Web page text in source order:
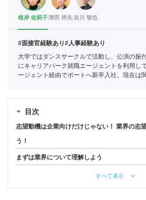
根岸 佑莉子津田 祥矢吉川 智也
#面接官経験あり#人事経験あり
大学ではダンスサークルで活動し、公演の振
にキャリアパーク就職エージェントを利用し
ージェント経由でポートへ新卒入社。現在は
目次
志望動機は企業向けだけじゃない！ 業界の志
う！
まずは業界について理解しよう
すべて表示